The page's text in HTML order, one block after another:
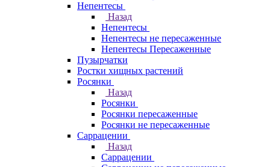
Непентесы
Назад
Непентесы
Непентесы не пересаженные
Непентесы Пересаженные
Пузырчатки
Ростки хищных растений
Росянки
Назад
Росянки
Росянки пересаженные
Росянки не пересаженные
Саррацении
Назад
Саррацении